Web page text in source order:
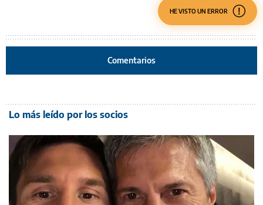
HE VISTO UN ERROR
Comentarios
Lo más leído por los socios